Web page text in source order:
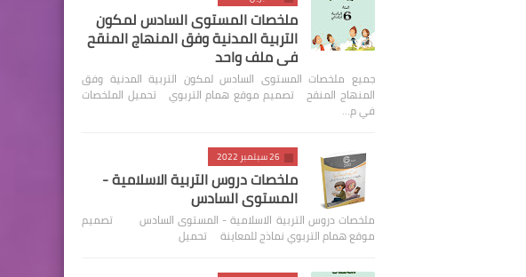
ملخصات المستوى السادس لمكون
التربية المدنية وفق المنهاج المنقح
في ملف واحد
جميع ملخصات المستوى السادس لمكون التربية المدنية وفق
المنهاج المنقح تصميم موقع همام التربوي تحميل الملخصات
في م…
26 سبتمبر 2022
ملخصات دروس التربية الاسلامية -
المستوى السادس
ملخصات دروس التربية الاسلامية - المستوى السادس تصميم
موقع همام التربوي نماذج للمعاينة تحميل